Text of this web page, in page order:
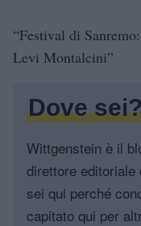
“Festival di
Levi Montalcini”
Dove
Wittgenstein è il
direttore
sei qui perché
capitato qui per